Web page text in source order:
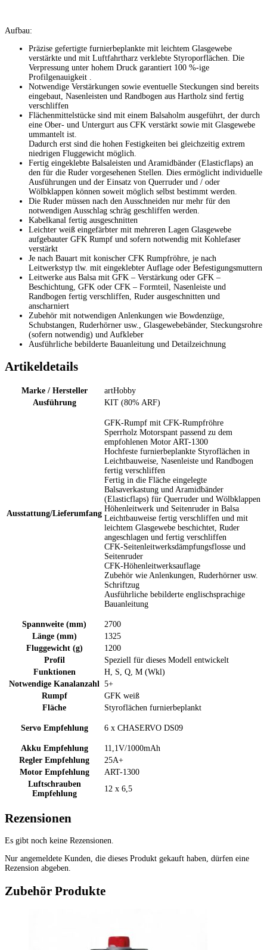
Aufbau:
Präzise gefertigte furnierbeplankte mit leichtem Glasgewebe
verstärkte und mit Luftfahrtharz verklebte Styroporflächen. Die
Verpressung unter hohem Druck garantiert 100 %-ige
Profilgenauigkeit .
Notwendige Verstärkungen sowie eventuelle Steckungen sind bereits
eingebaut, Nasenleisten und Randbogen aus Hartholz sind fertig
verschliffen
Flächenmittelstücke sind mit einem Balsaholm ausgeführt, der durch
eine Ober- und Untergurt aus CFK verstärkt sowie mit Glasgewebe
ummantelt ist.
Dadurch erst sind die hohen Festigkeiten bei gleichzeitig extrem
niedrigen Fluggewicht möglich.
Fertig eingeklebte Balsaleisten und Aramidbänder (Elasticflaps) an
den für die Ruder vorgesehenen Stellen. Dies ermöglicht individuelle
Ausführungen und der Einsatz von Querruder und / oder
Wölbklappen können soweit möglich selbst bestimmt werden.
Die Ruder müssen nach den Ausschneiden nur mehr für den
notwendigen Ausschlag schräg geschliffen werden.
Kabelkanal fertig ausgeschnitten
Leichter weiß eingefärbter mit mehreren Lagen Glasgewebe
aufgebauter GFK Rumpf und sofern notwendig mit Kohlefaser
verstärkt
Je nach Bauart mit konischer CFK Rumpfröhre, je nach
Leitwerkstyp tlw. mit eingeklebter Auflage oder Befestigungsmuttern
Leitwerke aus Balsa mit GFK – Verstärkung oder GFK –
Beschichtung, GFK oder CFK – Formteil, Nasenleiste und
Randbogen fertig verschliffen, Ruder ausgeschnitten und
anscharniert
Zubehör mit notwendigen Anlenkungen wie Bowdenzüge,
Schubstangen, Ruderhörner usw., Glasgewebebänder, Steckungsrohre
(sofern notwendig) und Aufkleber
Ausführliche bebilderte Bauanleitung und Detailzeichnung
Artikeldetails
Marke / Hersteller
artHobby
Ausführung
KIT (80% ARF)
Ausstattung/Lieferumfang
GFK-Rumpf mit CFK-Rumpfröhre
Sperrholz Motorspant passend zu dem
empfohlenen Motor ART-1300
Hochfeste furnierbeplankte Styroflächen in
Leichtbauweise, Nasenleiste und Randbogen
fertig verschliffen
Fertig in die Fläche eingelegte
Balsaverkastung und Aramidbänder
(Elasticflaps) für Querruder und Wölbklappen
Höhenleitwerk und Seitenruder in Balsa
Leichtbauweise fertig verschliffen und mit
leichtem Glasgewebe beschichtet, Ruder
angeschlagen und fertig verschliffen
CFK-Seitenleitwerksdämpfungsflosse und
Seitenruder
CFK-Höhenleitwerksauflage
Zubehör wie Anlenkungen, Ruderhörner usw.
Schriftzug
Ausführliche bebilderte englischsprachige
Bauanleitung
Spannweite (mm)
2700
Länge (mm)
1325
Fluggewicht (g)
1200
Profil
Speziell für dieses Modell entwickelt
Funktionen
H, S, Q, M (Wkl)
Notwendige Kanalanzahl 5+
Rumpf
GFK weiß
Fläche
Styroflächen furnierbeplankt
Servo Empfehlung 6 x CHASERVO DS09
Akku Empfehlung
11,1V/1000mAh
Regler Empfehlung
25A+
Motor Empfehlung
ART-1300
Luftschrauben
Empfehlung
12 x 6,5
Rezensionen
Es gibt noch keine Rezensionen.
Nur angemeldete Kunden, die dieses Produkt gekauft haben, dürfen eine
Rezension abgeben.
Zubehör Produkte